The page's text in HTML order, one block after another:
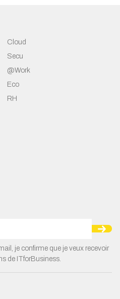
Cloud
Secu
@Work
Eco
RH
je confirme que je veux recevoir
de ITforBusiness.